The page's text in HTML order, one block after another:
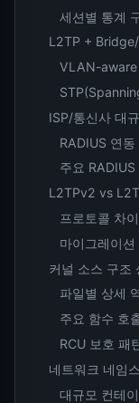
세션별 통계
L2TP +
VLAN-aware
ISP/통신사 대
RADIUS 연동
주요 RADIUS
L2TPv2 vs
프로토콜 차
마이그레이
커널 소스 구조
파일별 상세
주요 함수 호
RCU 보호 패
네트워크 네임
대규모 컨테